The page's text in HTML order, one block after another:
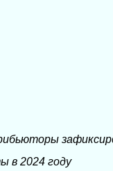
в 2024 году